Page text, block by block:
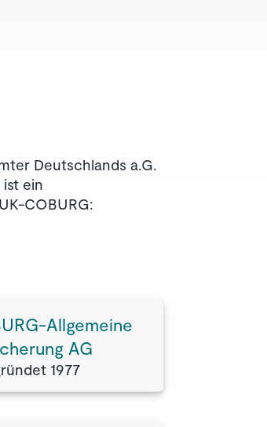
Deutschlands a.G.
ein
COBURG:
Allgemeine
AG
1977